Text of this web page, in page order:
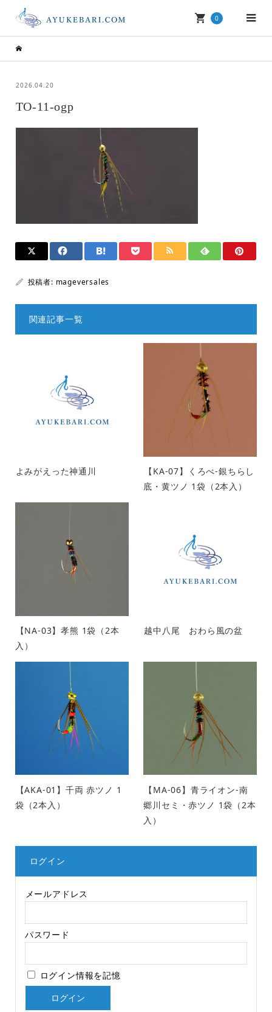
0
2026.04.20
TO-11-ogp
投稿者: mageversales
関連記事一覧
よみがえった神通川
【KA-07】くろべ-銀ちらし
底・黄ツノ 1袋（2本入）
【NA-03】孝熊 1袋（2本
入）
越中八尾 おわら風の盆
【AKA-01】千両 赤ツノ 1
袋（2本入）
【MA-06】青ライオン-南
郷川セミ・赤ツノ 1袋（2本
入）
ログイン
メールアドレス
パスワード
ログイン情報を記憶